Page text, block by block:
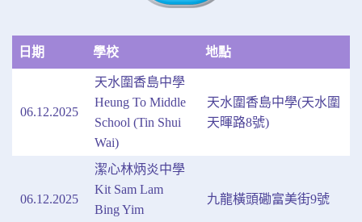
日期 學校 地點
06.12.2025
天水圍香島中學
Heung To Middle
School (Tin Shui
Wai)
天水圍香島中學(天水圍
天暉路8號)
06.12.2025
潔心林炳炎中學
Kit Sam Lam
Bing Yim
九龍橫頭磡富美街9號